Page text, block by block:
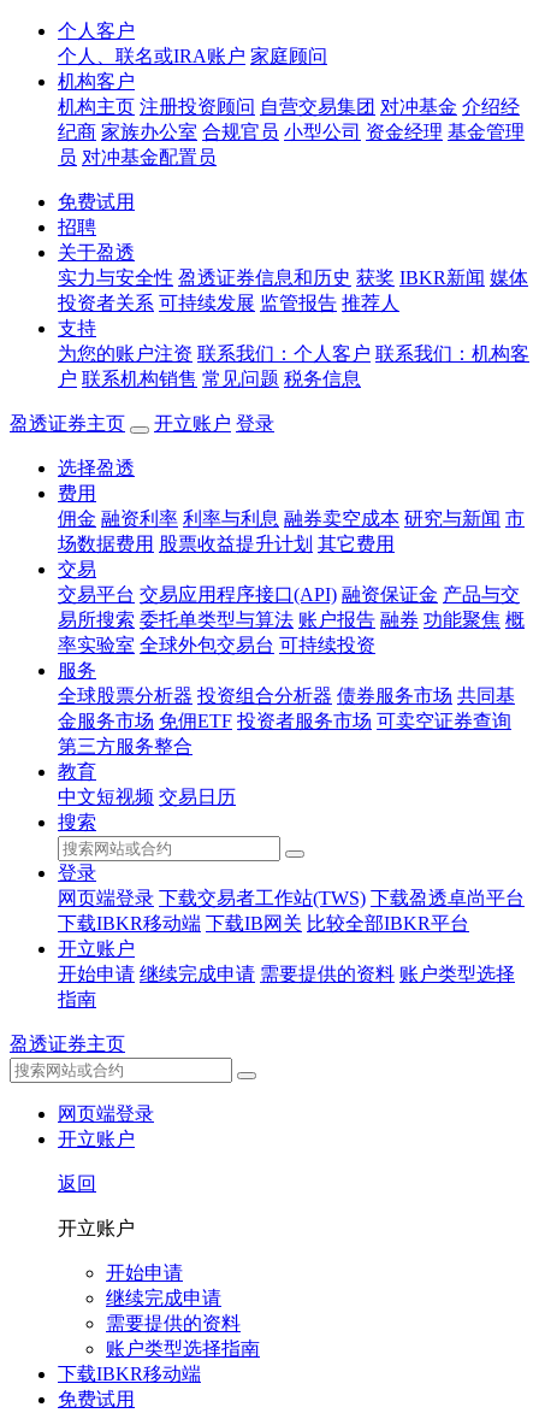
个人客户
个人、联名或IRA账户 家庭顾问
机构客户
机构主页 注册投资顾问 自营交易集团 对冲基金 介绍经
纪商 家族办公室 合规官员 小型公司 资金经理 基金管理
员 对冲基金配置员
免费试用
招聘
关于盈透
实力与安全性 盈透证券信息和历史 获奖 IBKR新闻 媒体
投资者关系 可持续发展 监管报告 推荐人
支持
为您的账户注资 联系我们：个人客户 联系我们：机构客
户 联系机构销售 常见问题 税务信息
盈透证券主页 开立账户 登录
选择盈透
费用
佣金 融资利率 利率与利息 融券卖空成本 研究与新闻 市
场数据费用 股票收益提升计划 其它费用
交易
交易平台 交易应用程序接口(API) 融资保证金 产品与交
易所搜索 委托单类型与算法 账户报告 融券 功能聚焦 概
率实验室 全球外包交易台 可持续投资
服务
全球股票分析器 投资组合分析器 债券服务市场 共同基
金服务市场 免佣ETF 投资者服务市场 可卖空证券查询
第三方服务整合
教育
中文短视频 交易日历
搜索
登录
网页端登录 下载交易者工作站(TWS) 下载盈透卓尚平台
下载IBKR移动端 下载IB网关 比较全部IBKR平台
开立账户
开始申请 继续完成申请 需要提供的资料 账户类型选择
指南
盈透证券主页
网页端登录
开立账户
返回
开立账户
开始申请
继续完成申请
需要提供的资料
账户类型选择指南
下载IBKR移动端
免费试用